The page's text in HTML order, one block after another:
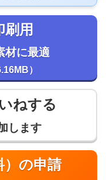
刷用
材に最適
）
ねする
します
）の申請